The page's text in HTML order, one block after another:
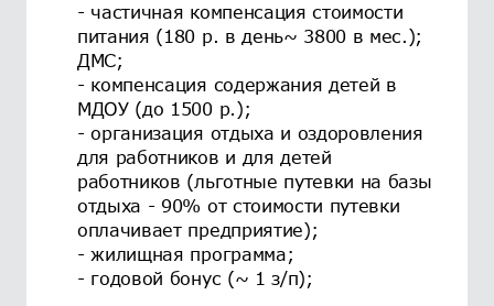
- частичная компенсация стоимости
питания (180 р. в день~ 3800 в мес.);
ДМС;
- компенсация содержания детей в
МДОУ (до 1500 р.);
- организация отдыха и оздоровления
для работников и для детей
работников (льготные путевки на базы
отдыха - 90% от стоимости путевки
оплачивает предприятие);
- жилищная программа;
- годовой бонус (~ 1 з/п);